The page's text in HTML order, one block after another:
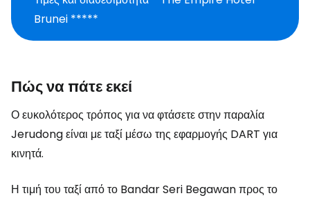
Brunei *****
Πώς να πάτε εκεί
Ο ευκολότερος τρόπος για να φτάσετε στην παραλία
Jerudong είναι με ταξί μέσω της εφαρμογής DART για
κινητά.
Η τιμή του ταξί από το Bandar Seri Begawan προς το